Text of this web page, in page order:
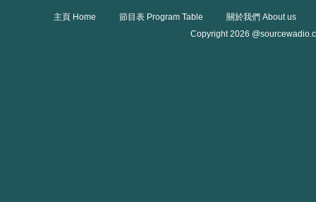
主頁 Home 節目表 Program Table
關於我們 About us
Copyright 2026